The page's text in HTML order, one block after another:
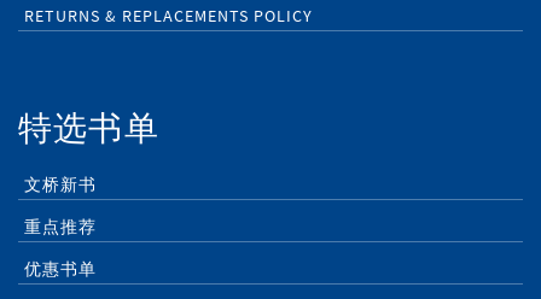
RETURNS & REPLACEMENTS POLICY
特选书单
文桥新书
重点推荐
优惠书单